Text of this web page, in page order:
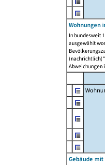
Wohnungen
In bundesweit
ausgewählt
Abweichungen
Gebäude